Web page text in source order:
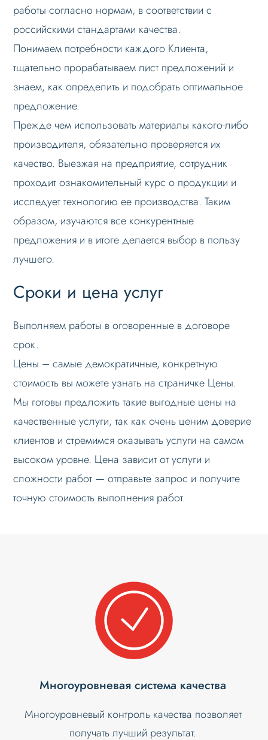
работы согласно нормам, в соответствии с
российскими стандартами качества.
Понимаем потребности каждого Клиента,
тщательно прорабатываем лист предложений и
знаем, как определить и подобрать оптимальное
предложение.
Прежде чем использовать материалы какого-либо
производителя, обязательно проверяется их
качество. Выезжая на предприятие, сотрудник
проходит ознакомительный курс о продукции и
исследует технологию ее производства. Таким
образом, изучаются все конкурентные
предложения и в итоге делается выбор в пользу
лучшего.
Сроки и цена услуг
Выполняем работы в оговоренные в договоре
срок.
Цены – самые демократичные, конкретную
стоимость вы можете узнать на страничке Цены.
Мы готовы предложить такие выгодные цены на
качественные услуги, так как очень ценим доверие
клиентов и стремимся оказывать услуги на самом
высоком уровне. Цена зависит от услуги и
сложности работ — отправьте запрос и получите
точную стоимость выполнения работ.
Многоуровневая система качества
Многоуровневый контроль качества позволяет
получать лучший результат.